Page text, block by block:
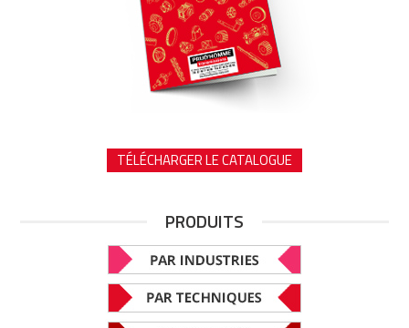
TÉLÉCHARGER LE CATALOGUE
PRODUITS